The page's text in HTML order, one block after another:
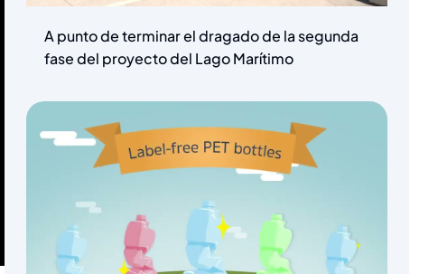
A punto de terminar el dragado de la segunda
fase del proyecto del Lago Marítimo